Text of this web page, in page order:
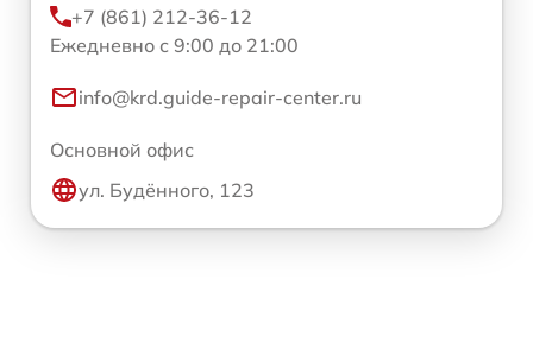
+7 (861) 212-36-12
Ежедневно с 9:00 до 21:00
info@krd.guide-repair-center.ru
Основной офис
ул. Будённого, 123